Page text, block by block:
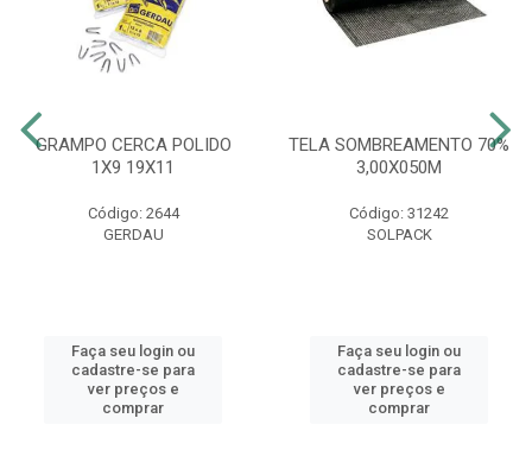
GRAMPO CERCA POLIDO
1X9 19X11
Código: 2644
GERDAU
Faça seu login ou
cadastre-se para
ver preços e
comprar
TELA SOMBREAMENTO 70%
3,00X050M
Código: 31242
SOLPACK
Faça seu login ou
cadastre-se para
ver preços e
comprar